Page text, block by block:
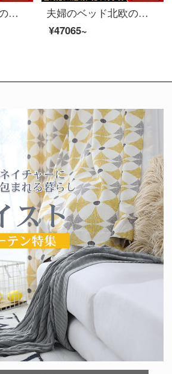
夫婦のベッド北欧の軽奢なダブルベッド1.8メートルの近代的なシンプルなベッドルームの木製品の家具のベッド+ベッドのヘッドセット*2 1800*2000
夫婦のベッド北欧の軽奢なダブルベッド1.8メートルの近代的な簡単なベッドルームの木製品の家具のベッド+3 E椰子のベッドのマットレス+マットレス*1 1800*2000
¥47065~